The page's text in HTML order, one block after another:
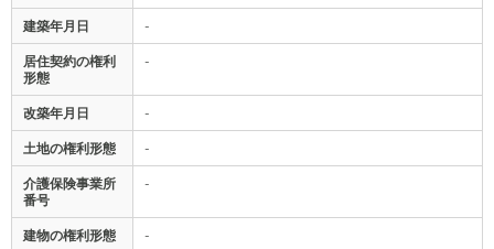
建築年月日 -
居住契約の権利
形態
-
改築年月日 -
土地の権利形態 -
介護保険事業所
番号
-
建物の権利形態 -